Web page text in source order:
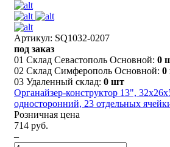
Артикул: SQ1032-0207
под заказ
01 Склад Севастополь Основной: 0
02 Склад Симферополь Основной: 0
03 Удаленный склад: 0 шт
Органайзер-конструктор 13",
односторонний, 23 отдельных
Розничная цена
714 руб.
–